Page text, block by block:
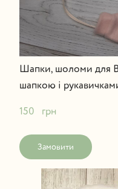
Шапки, шоломи для
шапкою і
150   грн
Замовити